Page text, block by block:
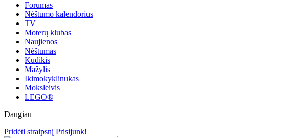
Forumas
Nėštumo kalendorius
TV
Moterų klubas
Naujienos
Nėštumas
Kūdikis
Mažylis
Ikimokyklinukas
Moksleivis
LEGO®
Daugiau
Pridėti straipsnį Prisijunk!